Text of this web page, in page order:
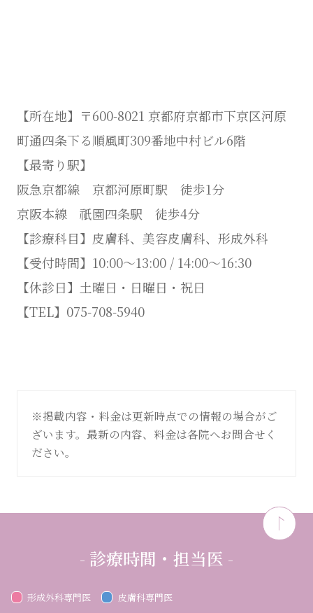
【所在地】〒600-8021 京都府京都市下京区河原
町通四条下る順風町309番地中村ビル6階
【最寄り駅】
阪急京都線 京都河原町駅 徒歩1分
京阪本線 祇園四条駅 徒歩4分
【診療科目】皮膚科、美容皮膚科、形成外科
【受付時間】10:00～13:00 / 14:00～16:30
【休診日】土曜日・日曜日・祝日
【TEL】075-708-5940
※掲載内容・料金は更新時点での情報の場合がご
ざいます。最新の内容、料金は各院へお問合せく
ださい。
- 診療時間・担当医 -
形成外科専門医 皮膚科専門医